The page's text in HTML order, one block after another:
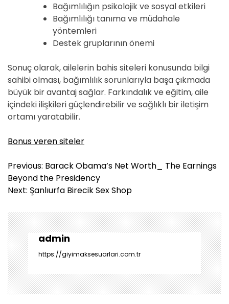
Bağımlılığın psikolojik ve sosyal etkileri
Bağımlılığı tanıma ve müdahale
yöntemleri
Destek gruplarının önemi
Sonuç olarak, ailelerin bahis siteleri konusunda bilgi
sahibi olması, bağımlılık sorunlarıyla başa çıkmada
büyük bir avantaj sağlar. Farkındalık ve eğitim, aile
içindeki ilişkileri güçlendirebilir ve sağlıklı bir iletişim
ortamı yaratabilir.
Bonus veren siteler
Y
a
z
g
e
z
i
n
m
e
Previous: Barack Obama’s Net Worth_ The Earnings
Beyond the Presidency
Next: Şanlıurfa Birecik Sex Shop
admin
https://giyimaksesuarlari.com.tr